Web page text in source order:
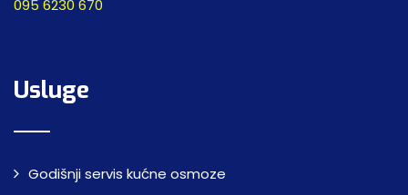
095 6230 670
Usluge
Godišnji servis kućne osmoze